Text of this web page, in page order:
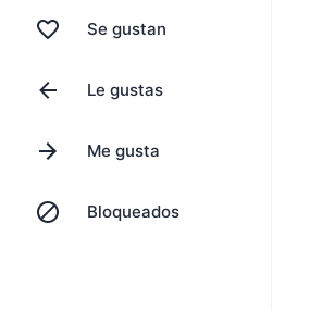
Se gustan
Le gustas
Me gusta
Bloqueados